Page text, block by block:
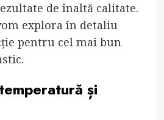
de înaltă calitate.
explora în detaliu
pentru cel mai bun
și